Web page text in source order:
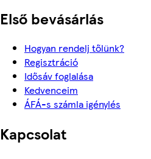
Első bevásárlás
Hogyan rendelj tőlünk?
Regisztráció
Idősáv foglalása
Kedvenceim
ÁFÁ-s számla igénylés
Kapcsolat